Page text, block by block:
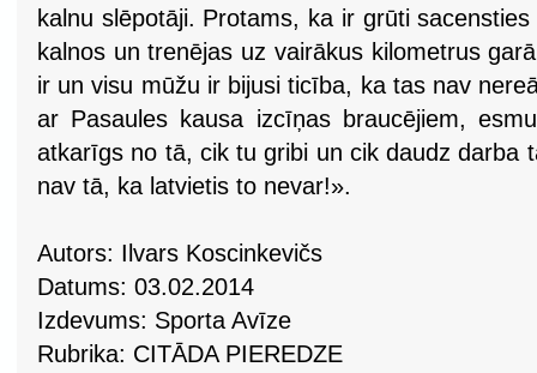
kalnu slēpotāji. Protams, ka ir grūti
kalnos un trenējas uz vairākus kilometrus
ir un visu mūžu ir bijusi ticība, ka tas nav
ar Pasaules kausa izcīņas braucējiem,
atkarīgs no tā, cik tu gribi un cik daudz darba
nav tā, ka latvietis to nevar!».
Autors: Ilvars Koscinkevičs
Datums: 03.02.2014
Izdevums: Sporta Avīze
Rubrika: CITĀDA PIEREDZE